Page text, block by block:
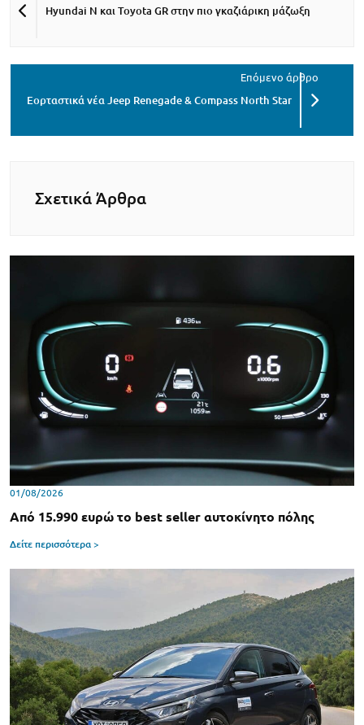
Hyundai N και Toyota GR στην πιο γκαζιάρικη μάζωξη
Εορταστικά νέα Jeep Renegade & Compass North Star
Σχετικά Άρθρα
01/08/2026
Από 15.990 ευρώ το best seller αυτοκίνητο πόλης
Δείτε περισσότερα >